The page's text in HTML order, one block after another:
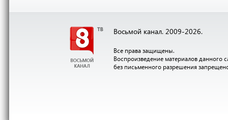
Восьмой канал. 2009-2026.
Все права защищены.
Воспроизведение материалов данного
без письменного разрешения